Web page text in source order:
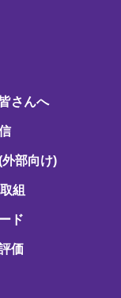
さんへ
部向け)
組
ド
価